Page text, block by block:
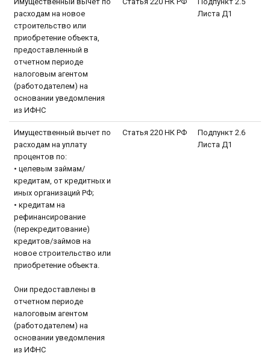
расходам на новое
строительство или
приобретение объекта,
предоставленный в
отчетном периоде
налоговым агентом
(работодателем) на
основании уведомления
из ИФНС
Листа Д1
Имущественный вычет по
расходам на уплату
процентов по:
• целевым займам/
кредитам, от кредитных и
иных организаций РФ;
• кредитам на
рефинансирование
(перекредитование)
кредитов/займов на
новое строительство или
приобретение объекта.
Они предоставлены в
отчетном периоде
налоговым агентом
(работодателем) на
основании уведомления
из ИФНС
Статья 220 НК РФ
Подпункт 2.6
Листа Д1